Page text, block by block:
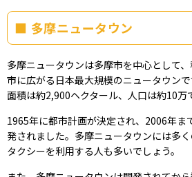
多摩ニュータウン
多摩ニュータウンは多摩市を中心として
市に広がる日本最大規模のニュータウン
面積は約2,900ヘクタール、人口は約10万
1965年に都市計画が決定され、2006年ま
発されました。多摩ニュータウンには多く
タクシーを利用する人も多いでしょう。